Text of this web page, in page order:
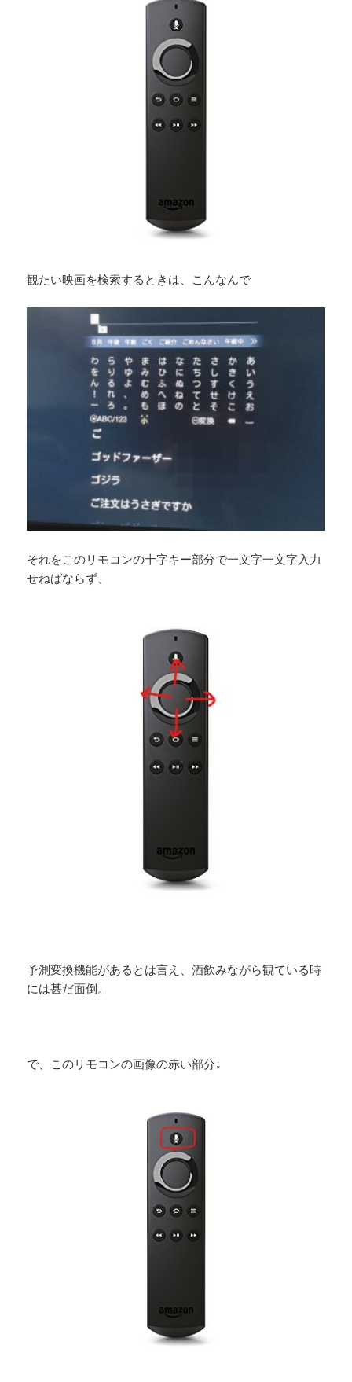
観たい映画を検索するときは、こんなんで
それをこのリモコンの十字キー部分で一文字一文字入力
せねばならず、
予測変換機能があるとは言え、酒飲みながら観ている時
には甚だ面倒。
で、このリモコンの画像の赤い部分↓